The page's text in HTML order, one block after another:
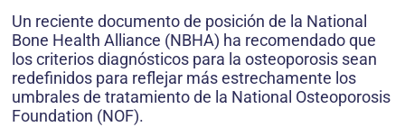
Un reciente documento de posición de la National
Bone Health Alliance (NBHA) ha recomendado que
los criterios diagnósticos para la osteoporosis sean
redefinidos para reflejar más estrechamente los
umbrales de tratamiento de la National Osteoporosis
Foundation (NOF).